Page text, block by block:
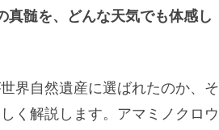
真髄を、どんな天気でも体感し
界自然遺産に選ばれたのか、そ
く解説します。アマミノクロウ